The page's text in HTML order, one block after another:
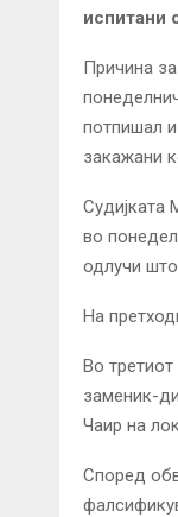
испитани
Причина
потпишал
закажани
Судијката
во
одлучи
На
Во
заменик-
Чаир на
Според